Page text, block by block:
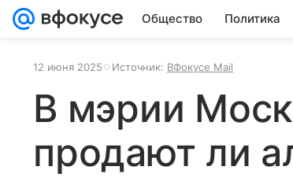
Общество Политика
12 июня 2025 Источник: ВФокусе Mail
В мэрии
продают ли